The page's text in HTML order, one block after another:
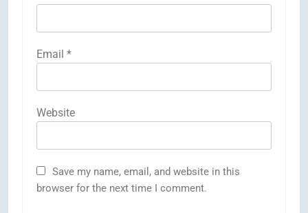
Email *
Website
Save my name, email, and website in this
browser for the next time I comment.